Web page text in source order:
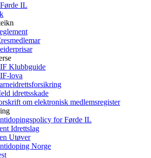
IL
Klubbguide
lova
idrettsskade
om elektronisk medlemsregister
for Førde IL
Idrettslag
Utøver
Norge